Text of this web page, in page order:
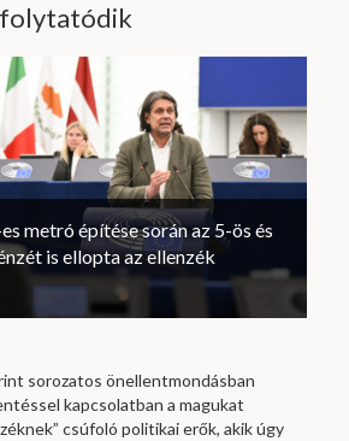
metró építése során az 5-ös és
is ellopta az ellenzék
sorozatos önellentmondásban
kapcsolatban a magukat
csúfoló politikai erők, akik úgy